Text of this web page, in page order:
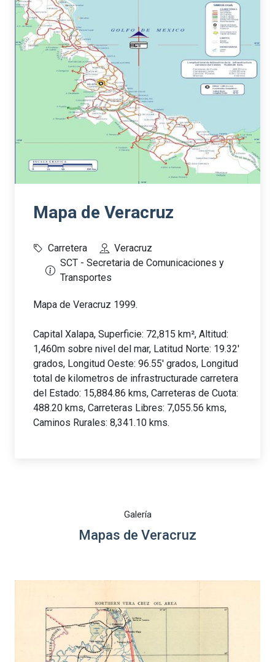
Mapa de Veracruz
Carretera
Veracruz
SCT - Secretaria de Comunicaciones y
Transportes
Mapa de Veracruz 1999.
Capital Xalapa, Superficie: 72,815 km², Altitud:
1,460m sobre nivel del mar, Latitud Norte: 19.32'
grados, Longitud Oeste: 96.55' grados, Longitud
total de kilometros de infrastructurade carretera
del Estado: 15,884.86 kms, Carreteras de Cuota:
488.20 kms, Carreteras Libres: 7,055.56 kms,
Caminos Rurales: 8,341.10 kms.
Galería
Mapas de Veracruz